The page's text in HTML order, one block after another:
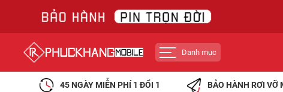
Danh mục
45 NGÀY MIỄN PHÍ 1 ĐỔI 1 BẢO HÀNH RƠI VỠ